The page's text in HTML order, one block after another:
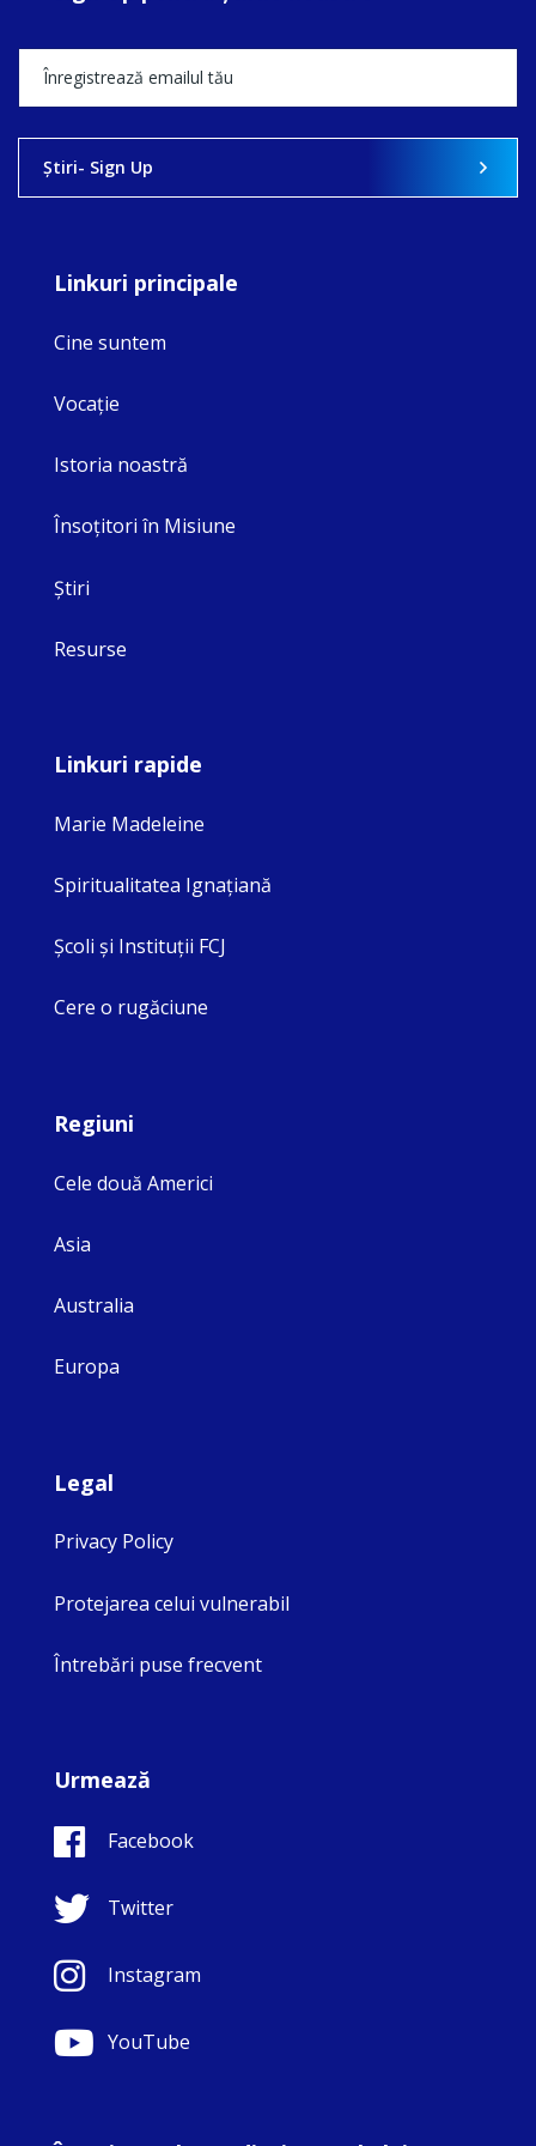
Ştiri- Sign Up
Linkuri principale
Cine suntem
Vocaţie
Istoria noastră
Însoţitori în Misiune
Ştiri
Resurse
Linkuri rapide
Marie Madeleine
Spiritualitatea Ignaţiană
Şcoli şi Instituţii FCJ
Cere o rugăciune
Regiuni
Cele două Americi
Asia
Australia
Europa
Legal
Privacy Policy
Protejarea celui vulnerabil
Întrebări puse frecvent
Urmează
Facebook
Twitter
Instagram
YouTube